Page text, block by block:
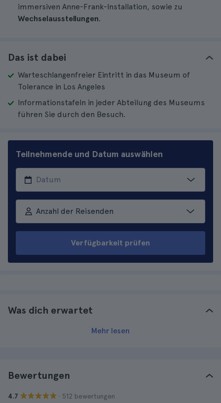
immersiven Anne-Frank-Installation, sowie zu
Wechselausstellungen.
Das ist dabei
Warteschlangenfreier Eintritt in das Museum of
Tolerance in Los Angeles
Informationstafeln in jeder Abteilung des Museums
führen Sie durch den Besuch.
Teilnehmende und Datum auswählen
Anzahl der Reisenden
Verfügbarkeit prüfen
Was dich erwartet
Mehr lesen
Bewertungen
4.7 · 512 bewertungen